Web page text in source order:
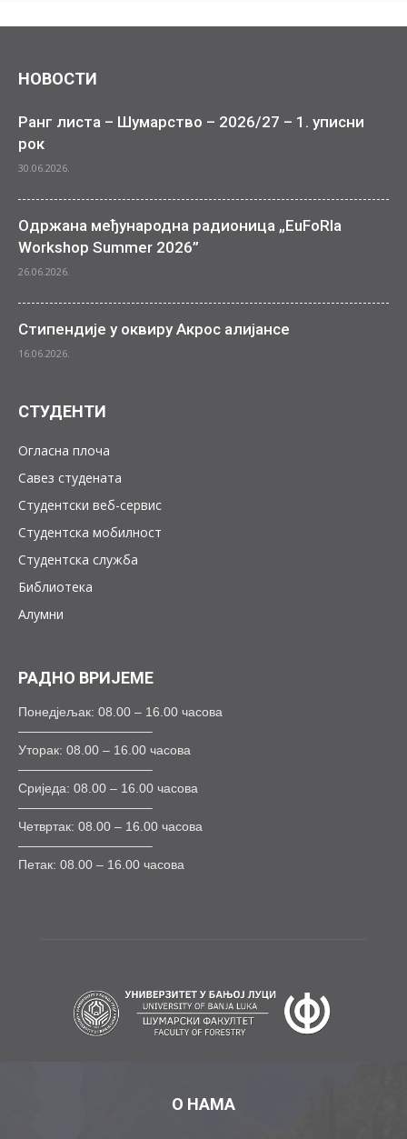
НОВОСТИ
Ранг листа – Шумарство – 2026/27 – 1. уписни
рок
30.06.2026.
Одржана међународна радионица „EuFoRIa
Workshop Summer 2026”
26.06.2026.
Стипендије у оквиру Акрос алијансе
16.06.2026.
СТУДЕНТИ
Огласна плоча
Савез студената
Студентски веб-сервис
Студентска мобилност
Студентска служба
Библиотека
Алумни
РАДНО ВРИЈЕМЕ
Понедјељак: 08.00 – 16.00 часова
——————————–
Уторак: 08.00 – 16.00 часова
——————————–
Сриједа: 08.00 – 16.00 часова
——————————–
Четвртак: 08.00 – 16.00 часова
——————————–
Петак: 08.00 – 16.00 часова
О НАМА